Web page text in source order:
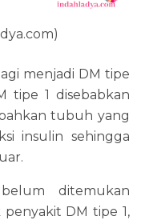
menjadi DM tipe
tipe 1 disebabkan
tubuh yang
insulin sehingga
ditemukan
DM tipe 1,